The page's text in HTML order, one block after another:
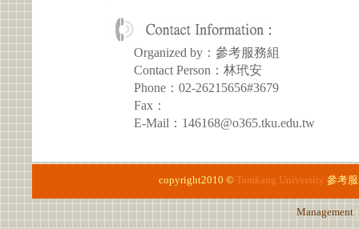
Organized by：參考服務組
Contact Person：林玳安
Phone：02-26215656#3679
Fax：
E-Mail：146168@o365.tku.edu.tw
copyright2010 © Tamkang University 參考
Management